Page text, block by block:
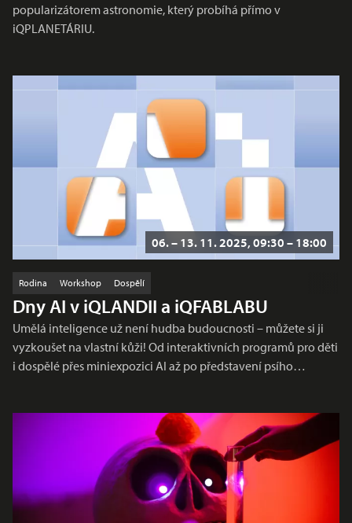
popularizátorem astronomie, který probíhá přímo v
iQPLANETÁRIU.
06. – 13. 11. 2025, 09:30 – 18:00
Rodina Workshop Dospělí
Dny AI v iQLANDII a iQFABLABU
Umělá inteligence už není hudba budoucnosti – můžete si ji
vyzkoušet na vlastní kůži! Od interaktivních programů pro děti
i dospělé přes miniexpozici AI až po představení psího…